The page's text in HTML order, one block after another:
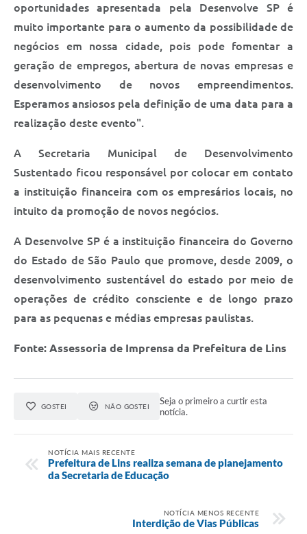
oportunidades apresentada pela Desenvolve SP é
muito importante para o aumento da possibilidade de
negócios em nossa cidade, pois pode fomentar a
geração de empregos, abertura de novas empresas e
desenvolvimento de novos empreendimentos.
Esperamos ansiosos pela definição de uma data para a
realização deste evento".
A Secretaria Municipal de Desenvolvimento
Sustentado ficou responsável por colocar em contato
a instituição financeira com os empresários locais, no
intuito da promoção de novos negócios.
A Desenvolve SP é a instituição financeira do Governo
do Estado de São Paulo que promove, desde 2009, o
desenvolvimento sustentável do estado por meio de
operações de crédito consciente e de longo prazo
para as pequenas e médias empresas paulistas.
Fonte: Assessoria de Imprensa da Prefeitura de Lins
GOSTEI NÃO GOSTEI
Seja o primeiro a curtir esta
notícia.
NOTÍCIA MAIS RECENTE
Prefeitura de Lins realiza semana de planejamento
da Secretaria de Educação
NOTÍCIA MENOS RECENTE
Interdição de Vias Públicas